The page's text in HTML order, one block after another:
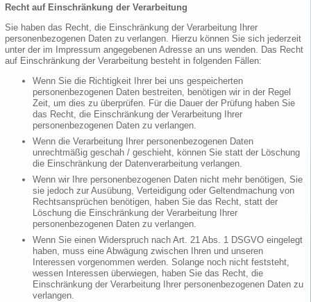
Recht auf Einschränkung der Verarbeitung
Sie haben das Recht, die Einschränkung der Verarbeitung Ihrer
personenbezogenen Daten zu verlangen. Hierzu können Sie sich jederzeit
unter der im Impressum angegebenen Adresse an uns wenden. Das Recht
auf Einschränkung der Verarbeitung besteht in folgenden Fällen:
Wenn Sie die Richtigkeit Ihrer bei uns gespeicherten
personenbezogenen Daten bestreiten, benötigen wir in der Regel
Zeit, um dies zu überprüfen. Für die Dauer der Prüfung haben Sie
das Recht, die Einschränkung der Verarbeitung Ihrer
personenbezogenen Daten zu verlangen.
Wenn die Verarbeitung Ihrer personenbezogenen Daten
unrechtmäßig geschah / geschieht, können Sie statt der Löschung
die Einschränkung der Datenverarbeitung verlangen.
Wenn wir Ihre personenbezogenen Daten nicht mehr benötigen, Sie
sie jedoch zur Ausübung, Verteidigung oder Geltendmachung von
Rechtsansprüchen benötigen, haben Sie das Recht, statt der
Löschung die Einschränkung der Verarbeitung Ihrer
personenbezogenen Daten zu verlangen.
Wenn Sie einen Widerspruch nach Art. 21 Abs. 1 DSGVO eingelegt
haben, muss eine Abwägung zwischen Ihren und unseren
Interessen vorgenommen werden. Solange noch nicht feststeht,
wessen Interessen überwiegen, haben Sie das Recht, die
Einschränkung der Verarbeitung Ihrer personenbezogenen Daten zu
verlangen.